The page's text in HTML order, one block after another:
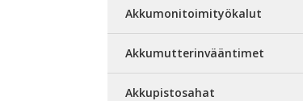
Akkumonitoimityökalut
Akkumutterinvääntimet
Akkupistosahat